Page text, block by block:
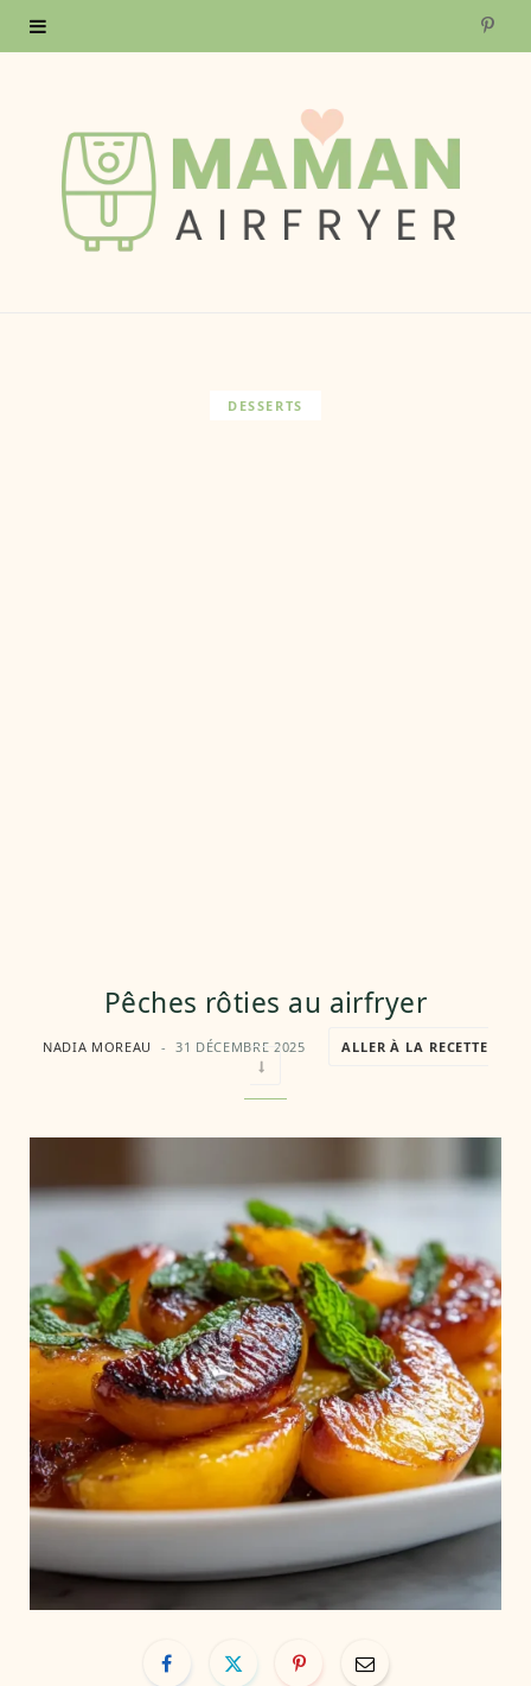
P
DESSERTS
Pêches rôties au airfryer
NADIA MOREAU 31 DÉCEMBRE 2025 ALLER À LA RECETTE